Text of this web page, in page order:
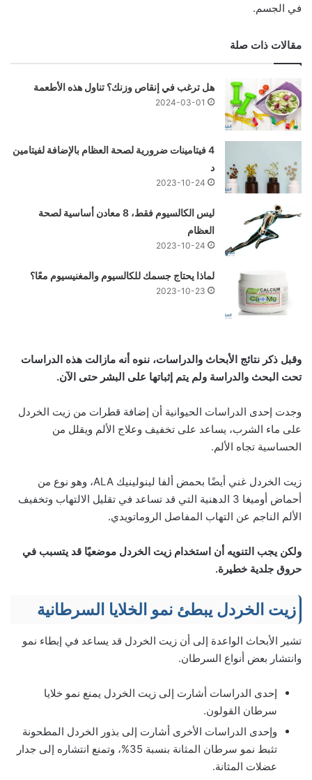
في الجسم.
مقالات ذات صلة
هل ترغب في إنقاص وزنك؟ تناول هذه الأطعمة
2024-03-01
4 فيتامينات ضرورية لصحة العظام بالإضافة لفيتامين
د
2023-10-24
ليس الكالسيوم فقط، 8 معادن أساسية لصحة
العظام
2023-10-24
لماذا يحتاج جسمك للكالسيوم والمغنيسيوم معًا؟
2023-10-23
وقبل ذكر نتائج الأبحاث والدراسات، ننوه أنه مازالت هذه الدراسات
تحت البحث والدراسة ولم يتم إثباتها على البشر حتى الآن.
وجدت إحدى الدراسات الحيوانية أن إضافة قطرات من زيت الخردل
على ماء الشرب، يساعد على تخفيف وعلاج الألم ويقلل من
الحساسية تجاه الألم.
زيت الخردل غني أيضًا بحمض ألفا لينولينيك ALA، وهو نوع من
أحماض أوميغا 3 الدهنية التي قد تساعد في تقليل الالتهاب وتخفيف
الألم الناجم عن التهاب المفاصل الروماتويدي.
ولكن يجب التنويه أن استخدام زيت الخردل موضعيًا قد يتسبب في
حروق جلدية خطيرة.
زيت الخردل يبطئ نمو الخلايا السرطانية
تشير الأبحاث الواعدة إلى أن زيت الخردل قد يساعد في إبطاء نمو
وانتشار بعض أنواع السرطان.
إحدى الدراسات أشارت إلى زيت الخردل يمنع نمو خلايا
سرطان القولون.
وإحدى الدراسات الأخرى أشارت إلى بذور الخردل المطحونة
تثبط نمو سرطان المثانة بنسبة 35%، وتمنع انتشاره إلى جدار
عضلات المثانة.